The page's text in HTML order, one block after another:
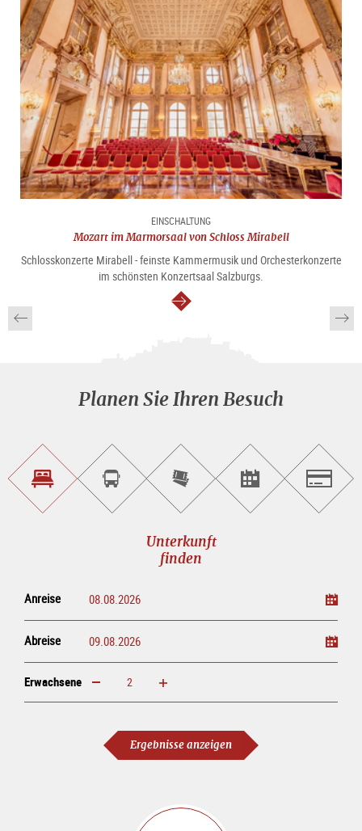
EINSCHALTUNG
Mozart im Marmorsaal von Schloss Mirabell
Schlosskonzerte Mirabell - feinste Kammermusik und Orchesterkonzerte
im schönsten Konzertsaal Salzburgs.
weiter
Planen Sie Ihren Besuch
Unterkunft<br>findenSightseeing<br>Tour
buchen
Tickets
online<br>kaufen
Events<br>finden
Unterkunft
finden
Anreise
Abreise
Erwachsene erhöhen verringern
Ergebnisse anzeigen